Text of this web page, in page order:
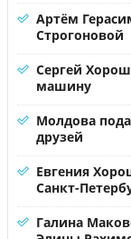
Артём
Строгоновой
Сергей
машину
Молдова
друзей
Евгения
Санкт-
Галина